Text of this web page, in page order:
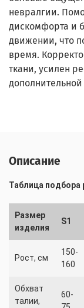
невралгии.
дискомфорта и
движении, что
время.
ткани, усилен
дополнительной
Описание
Таблица подбора
Размер
изделия
S1
Рост, см
150-
160
Обхват
талии,
60-